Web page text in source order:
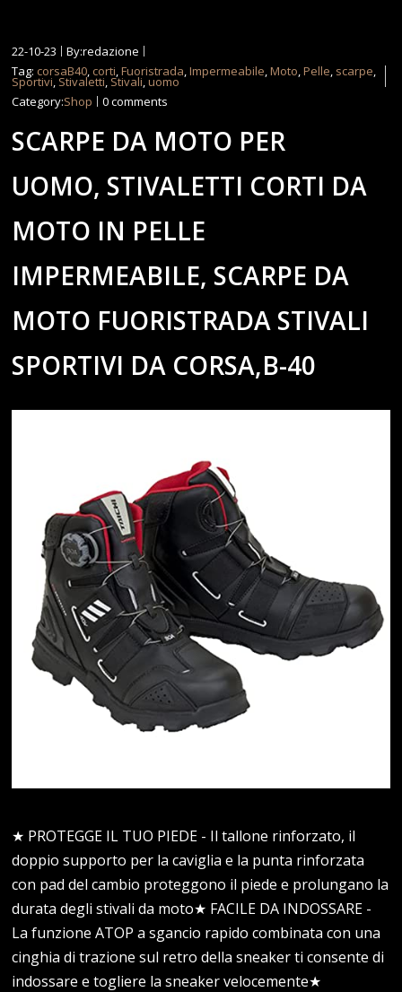
22-10-23
By:redazione
Tag: corsaB40, corti,Fuoristrada,Impermeabile,Moto,Pelle, scarpe,
Sportivi, Stivaletti, Stivali,uomo
Category:Shop 0 comments
SCARPE DA MOTO PER
UOMO, STIVALETTI CORTI DA
MOTO IN PELLE
IMPERMEABILE, SCARPE DA
MOTO FUORISTRADA STIVALI
SPORTIVI DA CORSA,B-40
★ PROTEGGE IL TUO PIEDE - Il tallone rinforzato, il
doppio supporto per la caviglia e la punta rinforzata
con pad del cambio proteggono il piede e prolungano la
durata degli stivali da moto★ FACILE DA INDOSSARE -
La funzione ATOP a sgancio rapido combinata con una
cinghia di trazione sul retro della sneaker ti consente di
indossare e togliere la sneaker velocemente★